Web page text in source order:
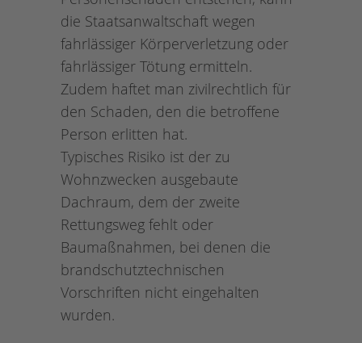
die Staatsanwaltschaft wegen
fahrlässiger Körperverletzung oder
fahrlässiger Tötung ermitteln.
Zudem haftet man zivilrechtlich für
den Schaden, den die betroffene
Person erlitten hat.
Typisches Risiko ist der zu
Wohnzwecken ausgebaute
Dachraum, dem der zweite
Rettungsweg fehlt oder
Baumaßnahmen, bei denen die
brandschutztechnischen
Vorschriften nicht eingehalten
wurden.